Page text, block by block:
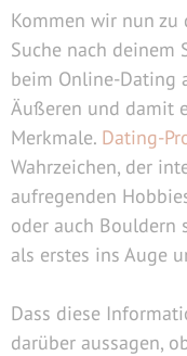
Kommen wir nun
Suche nach deinem
beim Online-Dating
Äußeren und damit
Merkmale. Dating-
Wahrzeichen, der
aufregenden
oder auch Bouldern
als erstes ins Auge
Dass diese
darüber aussagen,